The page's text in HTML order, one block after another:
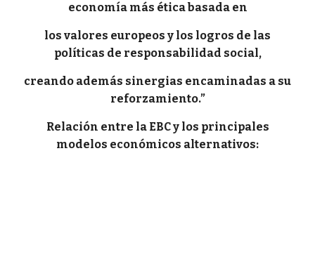
economía más ética basada en
los valores europeos y los logros de las
políticas de responsabilidad social,
creando además sinergias encaminadas a su
reforzamiento.”
Relación entre la EBC y los principales
modelos económicos alternativos: